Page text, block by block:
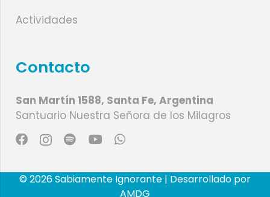
Actividades
Contacto
San Martín 1588, Santa Fe, Argentina
Santuario Nuestra Señora de los Milagros
© 2026 Sabiamente Ignorante | Desarrollado por
AMDG